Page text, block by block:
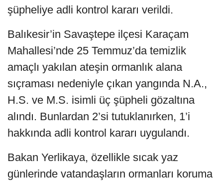
şüpheliye adli kontrol kararı verildi.
Balıkesir’in Savaştepe ilçesi Karaçam
Mahallesi’nde 25 Temmuz’da temizlik
amaçlı yakılan ateşin ormanlık alana
sıçraması nedeniyle çıkan yangında N.A.,
H.S. ve M.S. isimli üç şüpheli gözaltına
alındı. Bunlardan 2’si tutuklanırken, 1’i
hakkında adli kontrol kararı uygulandı.
Bakan Yerlikaya, özellikle sıcak yaz
günlerinde vatandaşların ormanları koruma